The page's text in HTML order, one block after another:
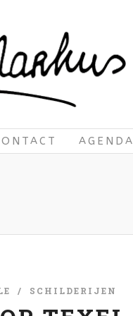
AGENDA
/ SCHILDERIJEN